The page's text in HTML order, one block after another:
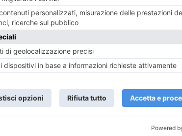
Controluce Teatro d’Ombre (Cora De
) per promuovere l’
teatro, danza e arti plastiche), scienza
educativi, in un’ottica di dialogo fra
sociale alla specializzazione.
De Maria, Alberto Jona e Jenaro Meléndrez
a cui si sono uniti Antonella Usai